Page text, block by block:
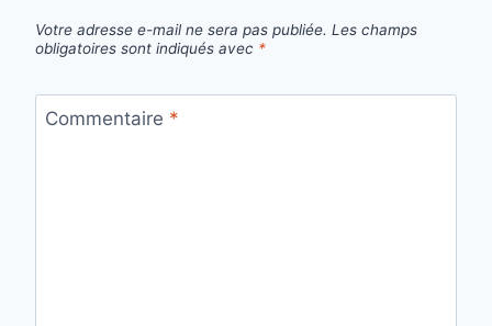
Votre adresse e-mail ne sera pas publiée. Les champs
obligatoires sont indiqués avec *
Commentaire *